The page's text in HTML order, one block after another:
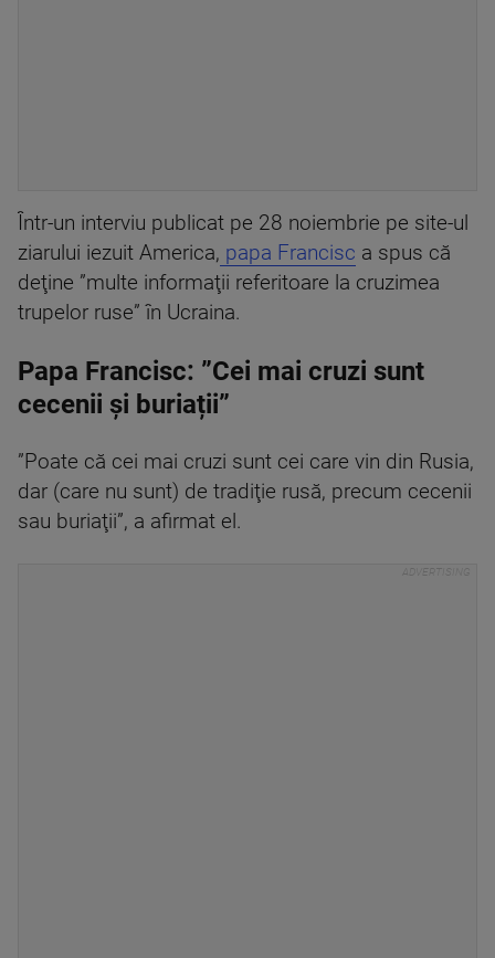
Într-un interviu publicat pe 28 noiembrie pe site-ul
ziarului iezuit America, papa Francisc a spus că
deţine ”multe informaţii referitoare la cruzimea
trupelor ruse” în Ucraina.
Papa Francisc: ”Cei mai cruzi sunt
cecenii și buriații”
”Poate că cei mai cruzi sunt cei care vin din Rusia,
dar (care nu sunt) de tradiţie rusă, precum cecenii
sau buriaţii”, a afirmat el.